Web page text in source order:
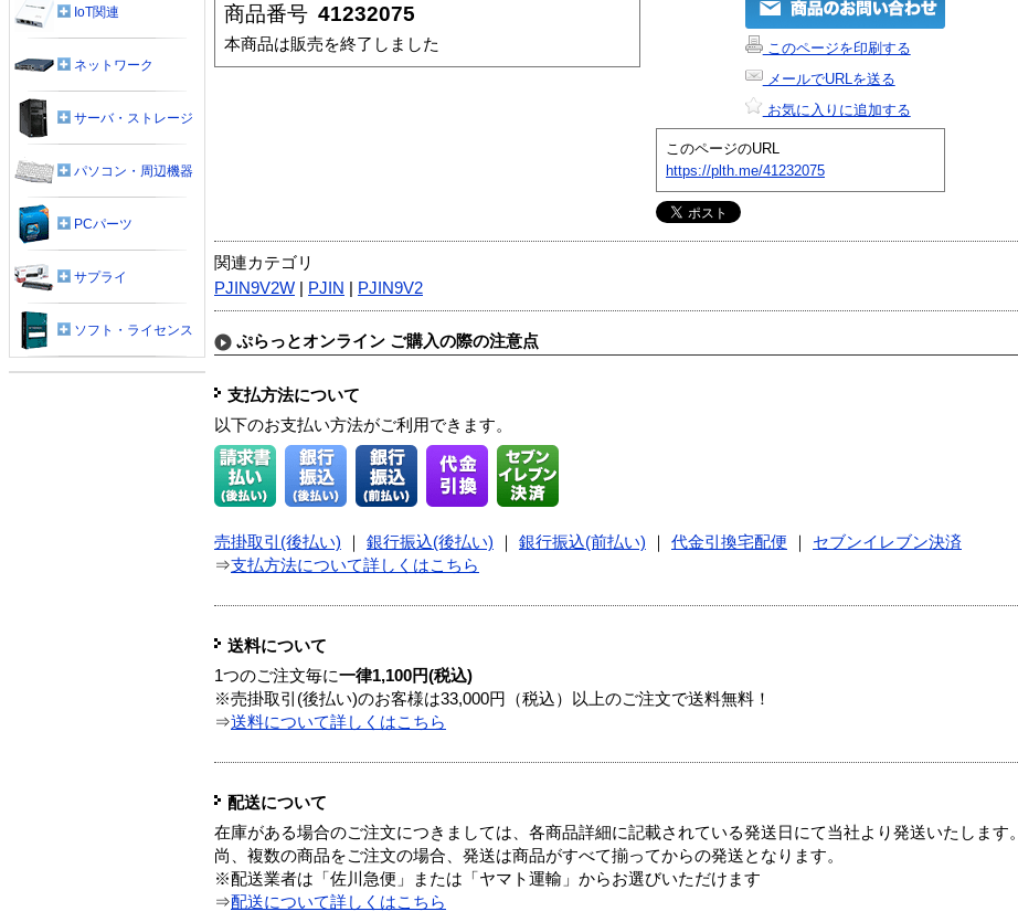
商品番号 41232075
本商品は販売を終了しました
このページを印刷する
メールでURLを送る
お気に入りに追加する
このページのURL
https://plth.me/41232075
関連カテゴリ
PJIN9V2W
PJIN PJIN9V2
ぷらっとオンライン ご購入の際の注意点
支払方法について
以下のお支払い方法がご利用できます。
売掛取引(後払い) 銀行振込(後払い) 銀行振込(前払い) 代金引換宅配便
セブンイレブン決済
⇒支払方法について詳しくはこちら
送料について
1つのご注文毎に一律1,100円(税込)
※売掛取引(後払い)のお客様は33,000円（税込）以上のご注文で送料無料！
⇒送料について詳しくはこちら
配送について
在庫がある場合のご注文につきましては、各商品詳細に記載されている発送日にて当社より発送いたします。
尚、複数の商品をご注文の場合、発送は商品がすべて揃ってからの発送となります。
※配送業者は「佐川急便」または「ヤマト運輸」からお選びいただけます
⇒配送について詳しくはこちら
IoT関連
ネットワーク
サーバ・ストレージ
パソコン・周辺機器
PCパーツ
サプライ
ソフト・ライセンス